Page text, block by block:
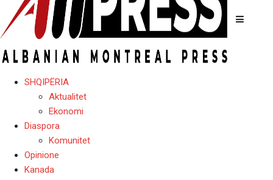
SHQIPËRIA
Aktualitet
Ekonomi
Diaspora
Komunitet
Opinione
Kanada